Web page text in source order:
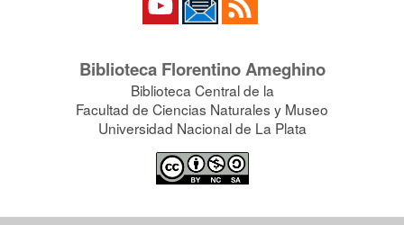
Biblioteca Florentino Ameghino
Biblioteca Central de la
Facultad de Ciencias Naturales y Museo
Universidad Nacional de La Plata